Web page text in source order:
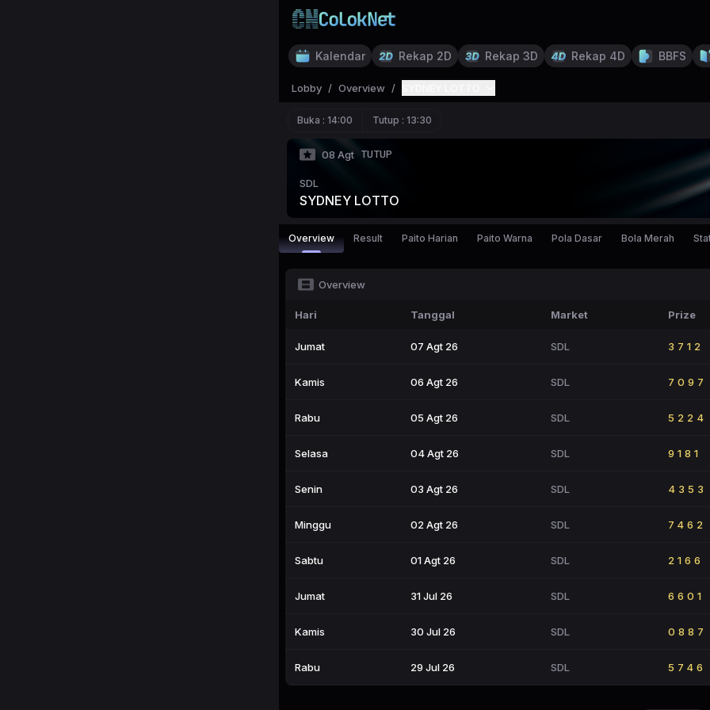
Kalendar Rekap 2D Rekap 3D Rekap 4D BBFS
Lobby / Overview /
Buka : 14:00 Tutup : 13:30
08 Agt TUTUP
SDL
SYDNEY LOTTO
Overview Result Paito Harian Paito Warna Pola Dasar Bola Merah
Overview
Hari Tanggal Market Prize
Jumat 07 Agt 26 SDL 3712
Kamis 06 Agt 26 SDL 7097
Rabu 05 Agt 26 SDL 5224
Selasa 04 Agt 26 SDL 9181
Senin 03 Agt 26 SDL 4353
Minggu 02 Agt 26 SDL 7462
Sabtu 01 Agt 26 SDL 2166
Jumat 31 Jul 26 SDL 6601
Kamis 30 Jul 26 SDL 0887
Rabu 29 Jul 26 SDL 5746